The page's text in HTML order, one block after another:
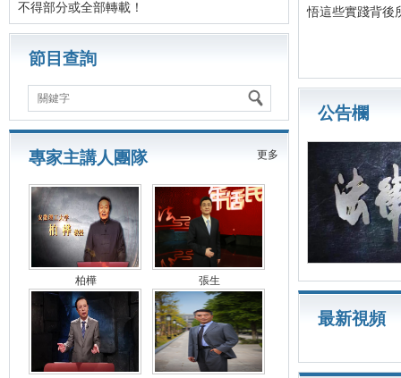
不得部分或全部轉載！
節目查詢
關鍵字
專家主講人團隊 更多
柏樺 張生
悟這些實踐背後
公告欄
最新視頻